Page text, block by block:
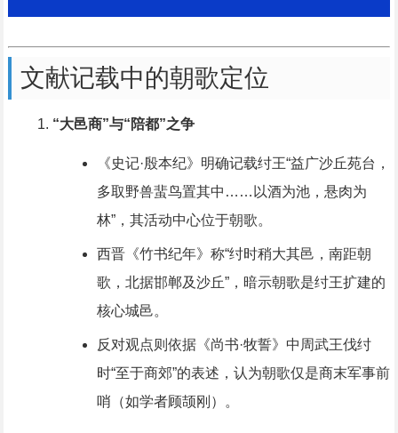
文献记载中的朝歌定位
“大邑商”与“陪都”之争
《史记·殷本纪》明确记载纣王“益广沙丘苑台，
多取野兽蜚鸟置其中……以酒为池，悬肉为
林”，其活动中心位于朝歌。
西晋《竹书纪年》称“纣时稍大其邑，南距朝
歌，北据邯郸及沙丘”，暗示朝歌是纣王扩建的
核心城邑。
反对观点则依据《尚书·牧誓》中周武王伐纣
时“至于商郊”的表述，认为朝歌仅是商末军事前
哨（如学者顾颉刚）。